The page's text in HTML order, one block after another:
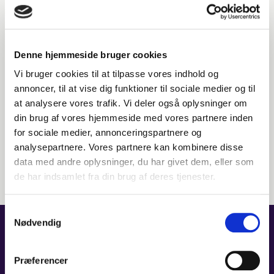
Denne hjemmeside bruger cookies
Vi bruger cookies til at tilpasse vores indhold og
annoncer, til at vise dig funktioner til sociale medier og til
at analysere vores trafik. Vi deler også oplysninger om
din brug af vores hjemmeside med vores partnere inden
for sociale medier, annonceringspartnere og
analysepartnere. Vores partnere kan kombinere disse
data med andre oplysninger, du har givet dem, eller som
de har indsamlet fra din brug af deres tjenester.
Nødvendig
Præferencer
SØG I HISTORIEN
alle orkestrets aktiviteter fra 1945 indtil 31. december 2015.
BAG HISTORIK
Portalen er privat projekt udviklet af, to musikere fra Odense
Symfoniorkester, Mats Hedelius (ansat 1974 – 2016) og Philippe
Muriset (ansat 1979 – 2020). De har indsamlet informationer om
koncerter og medvirkende, og stiller dem til rådighed via
odensesymfoni-historik.com. Her kan du søge på musikere,
dirigenter, spillede værker og meget mere.
STUDIE- OG UDVIKLINGSFOND